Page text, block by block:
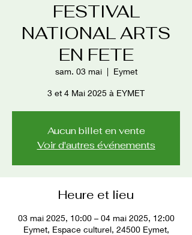
FESTIVAL
NATIONAL ARTS
EN FETE
sam. 03 mai
  |
Eymet
3 et 4 Mai 2025 à EYMET
Aucun billet en vente
Voir d'autres événements
Heure et lieu
03 mai 2025, 10:00 – 04 mai 2025, 12:00
Eymet, Espace culturel, 24500 Eymet,